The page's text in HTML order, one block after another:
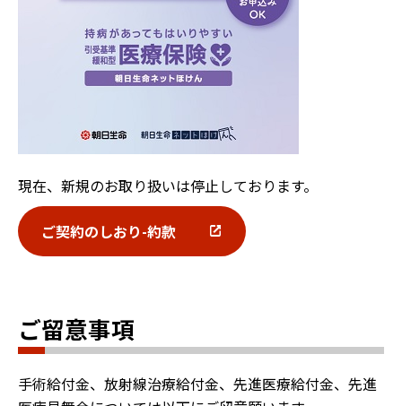
現在、新規のお取り扱いは停止しております。
ご契約のしおり-約款
ご留意事項
手術給付金、放射線治療給付金、先進医療給付金、先進